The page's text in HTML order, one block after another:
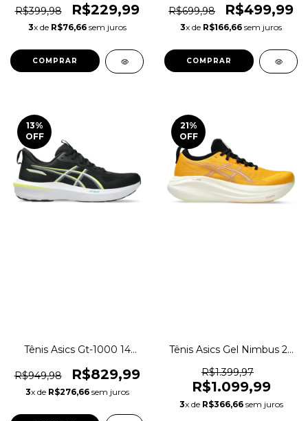
Original 1magnus
R$399,98 R$229,99
3x de R$76,66sem juros
COMPRAR
Corrida Original 1magnus
R$699,98 R$499,99
3x de R$166,66 sem juros
COMPRAR
13%
OFF
Tênis Asics Gt-1000 14
Pronado Original 1magnus
R$949,98 R$829,99
3x de R$276,66sem juros
21%
OFF
Tênis Asics Gel Nimbus 27
1magnus
R$1.399,97
R$1.099,99
3x de R$366,66sem juros